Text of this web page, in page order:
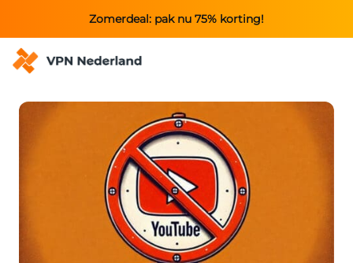
Zomerdeal: pak nu 75% korting!